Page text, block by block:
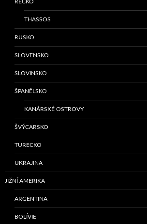
ŘECKO
THASSOS
RUSKO
SLOVENSKO
SLOVINSKO
ŠPANĚLSKO
KANÁRSKÉ OSTROVY
ŠVÝCARSKO
TURECKO
UKRAJINA
JIŽNÍ AMERIKA
ARGENTINA
BOLÍVIE